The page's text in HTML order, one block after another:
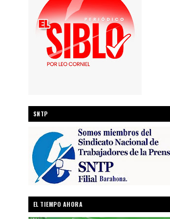
SNTP
EL TIEMPO AHORA